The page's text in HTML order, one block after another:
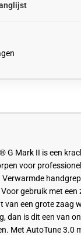
G Mark II is een
voor
gebruik met een
van een grote zaag
dan is dit een van
Met AutoTune 3.0